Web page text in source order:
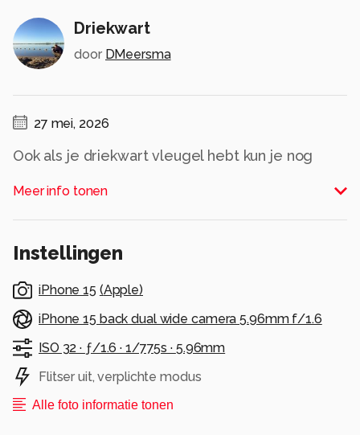
Driekwart
door DMeersma
27 mei, 2026
Ook als je driekwart vleugel hebt kun je nog
Meer info tonen
Instellingen
iPhone 15 (Apple)
iPhone 15 back dual wide camera 5.96mm f/1.6
ISO 32 · ƒ/1.6 · 1/775s · 5.96mm
Flitser uit, verplichte modus
Alle foto informatie tonen